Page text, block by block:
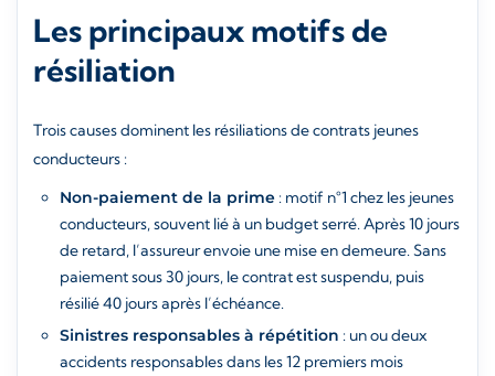
Les principaux motifs de
résiliation
Trois causes dominent les résiliations de contrats jeunes
conducteurs :
Non-paiement de la prime : motif n°1 chez les jeunes
conducteurs, souvent lié à un budget serré. Après 10 jours
de retard, l’assureur envoie une mise en demeure. Sans
paiement sous 30 jours, le contrat est suspendu, puis
résilié 40 jours après l’échéance.
Sinistres responsables à répétition : un ou deux
accidents responsables dans les 12 premiers mois